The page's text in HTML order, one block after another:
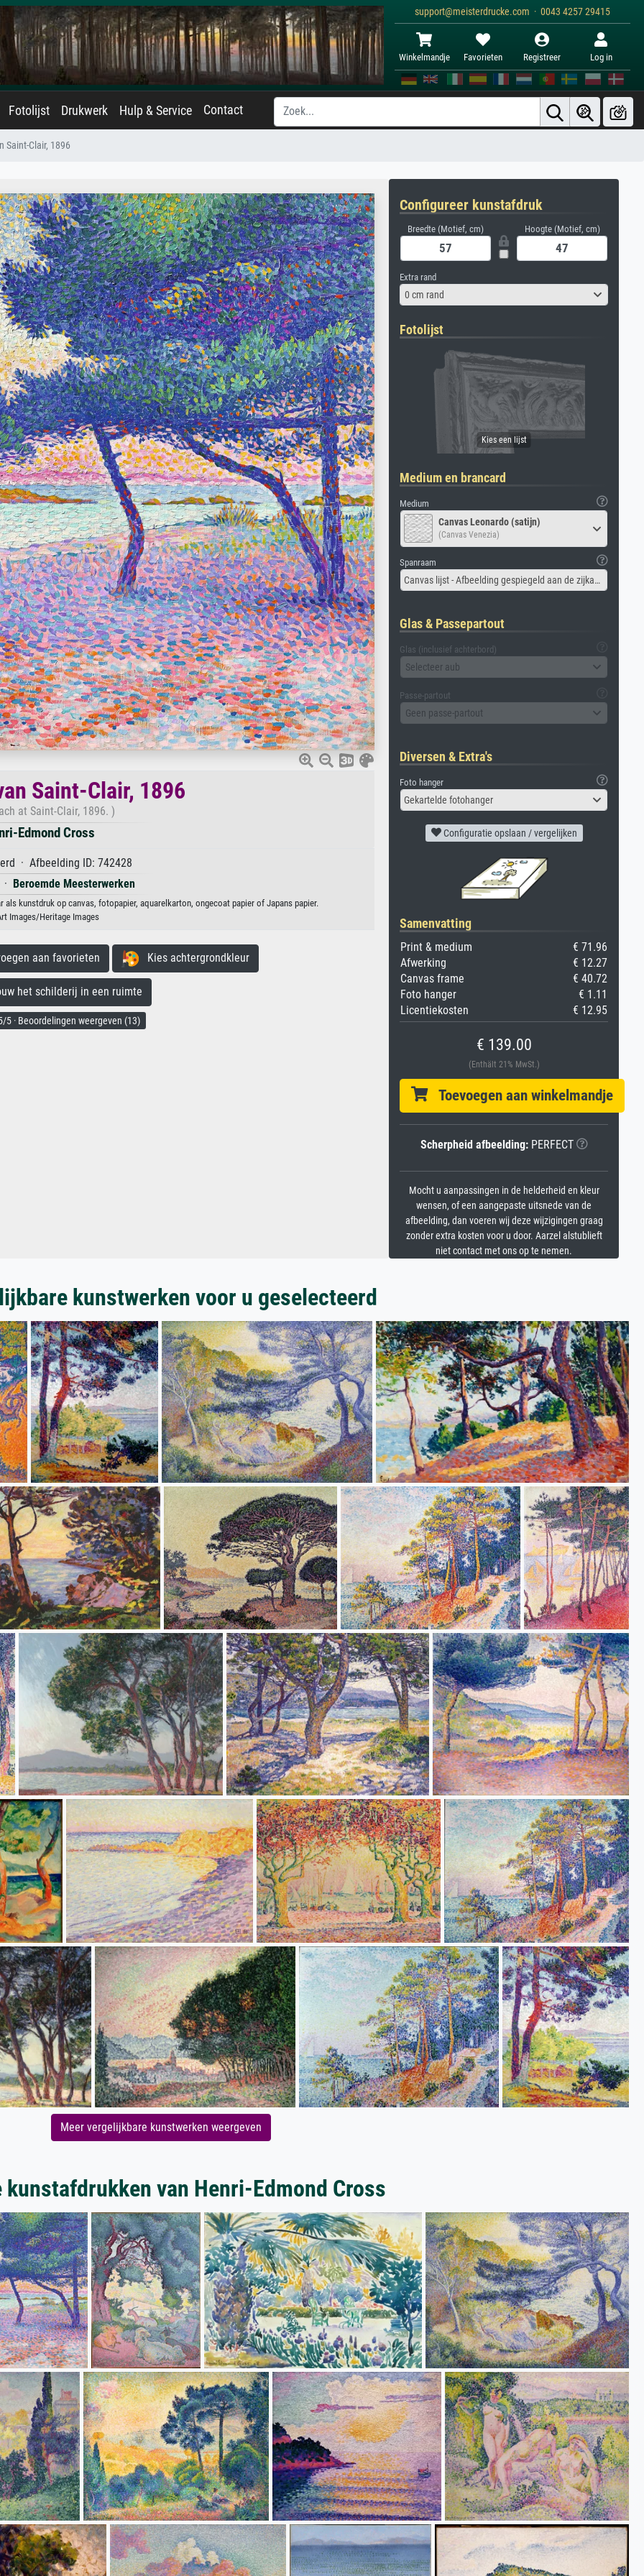
support@meisterdrucke.com · 0043 4257 29415
Winkelmandje Favorieten Registreer Log in
Fotolijst Drukwerk Hulp & Service Contact
Saint-Clair, 1896
Saint-Clair, 1896
at Saint-Clair, 1896. )
Edmond Cross
· Afbeelding ID: 742428
Beroemde Meesterwerken
als kunstdruk op canvas, fotopapier, aquarelkarton, ongecoat papier of Japans papier.
Images/Heritage Images
aan favorieten Kies achtergrondkleur
het schilderij in een ruimte
5 · Beoordelingen weergeven (13)
Configureer kunstafdruk
Breedte (Motief, cm) Hoogte (Motief, cm)
Extra rand
0 cm rand
Fotolijst
Medium en brancard
Medium
Canvas Leonardo (satijn)
(Canvas Venezia)
Spanraam
Canvas lijst - Afbeelding gespiegeld aan de zijkant
Glas & Passepartout
Glas (inclusief achterbord)
Selecteer aub
Passe-partout
Geen passe-partout
Diversen & Extra's
Foto hanger
Gekartelde fotohanger
Configuratie opslaan / vergelijken
Samenvatting
Print & medium
€ 71.96
Afwerking
€ 12.27
Canvas frame
€ 40.72
Foto hanger
€ 1.11
Licentiekosten
€ 12.95
€ 139.00
(Enthält 21% MwSt.)
Toevoegen aan winkelmandje
Scherpheid afbeelding:PERFECT
Mocht u aanpassingen in de helderheid en kleur
wensen, of een aangepaste uitsnede van de
afbeelding, dan voeren wij deze wijzigingen graag
zonder extra kosten voor u door. Aarzel alstublieft
niet contact met ons op te nemen.
kunstwerken voor u geselecteerd
Meer vergelijkbare kunstwerken weergeven
kunstafdrukken van Henri-Edmond Cross